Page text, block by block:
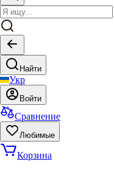
Найти
Укр
Войти
Сравнение
Любимые
Корзина